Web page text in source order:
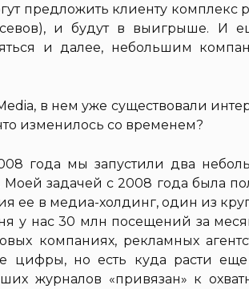
предложить клиенту комплекс
и будут в выигрыше. И
и далее, небольшим
в нем уже существовали
изменилось со временем?
года мы запустили два
задачей с 2008 года была
ее в медиа-холдинг, один из
у нас 30 млн посещений за
компаниях, рекламных
цифры, но есть куда расти
журналов «привязан» к